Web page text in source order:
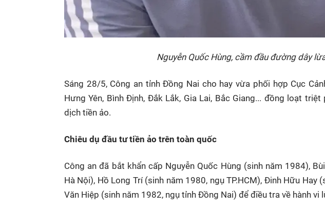
Nguyễn Quốc Hùng, cầm đầu đường dây
Sáng 28/5, Công an tỉnh Đồng Nai cho hay vừa phối hợp Cục
Hưng Yên, Bình Định, Đắk Lắk, Gia Lai, Bắc Giang... đồng loạt
dịch tiền ảo.
Chiêu dụ đầu tư tiền ảo trên toàn quốc
Công an đã bắt khẩn cấp Nguyễn Quốc Hùng (sinh năm 1984),
Hà Nội), Hồ Long Trí (sinh năm 1980, ngụ TP.HCM), Đinh Hữu Hay
Văn Hiệp (sinh năm 1982, ngụ tỉnh Đồng Nai) để điều tra về hành vi